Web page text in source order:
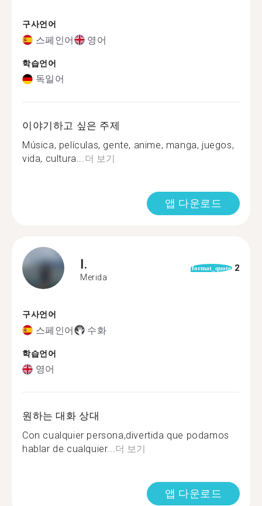
구사언어
스페인어 영어
학습언어
독일어
이야기하고 싶은 주제
Música, películas, gente, anime, manga, juegos,
vida, cultura...더 보기
앱 다운로드
I.
Merida
format_quote 2
구사언어
스페인어 수화
학습언어
영어
원하는 대화 상대
Con cualquier persona,divertida que podamos
hablar de cualquier...더 보기
앱 다운로드